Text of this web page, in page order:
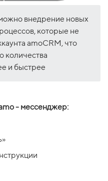
внедрение новых
которые не
amoCRM, что
количества
и быстрее
- мессенджер: